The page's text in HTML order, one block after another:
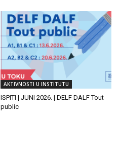
AKTIVNOSTI U INSTITUTU
ISPITI | JUNI 2026. | DELF DALF Tout
public